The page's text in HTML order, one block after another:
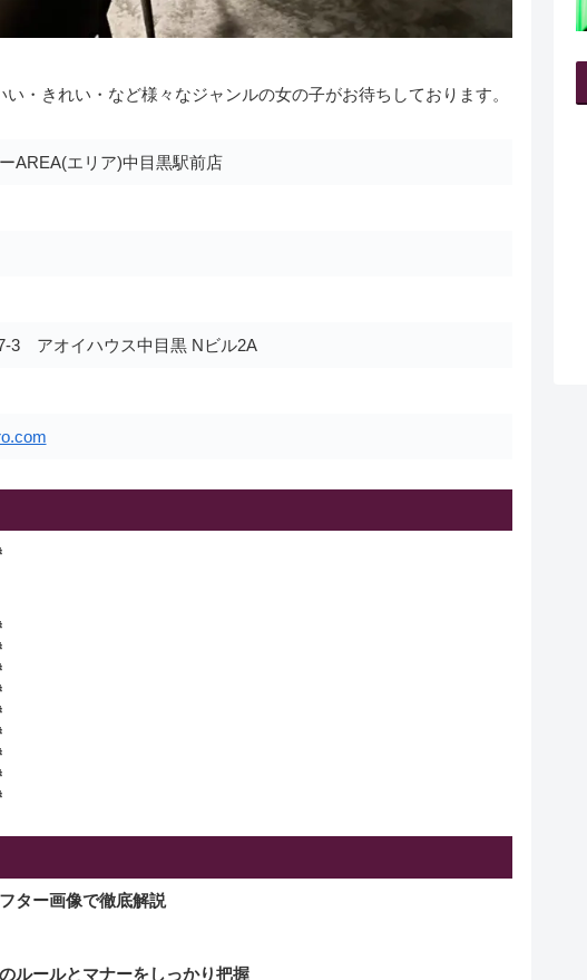
・きれい・など様々なジャンルの女の子がお待ちしております。
AREA(エリア)中目黒駅前店
3 アオイハウス中目黒 Nビル2A
ター画像で徹底解説
ルールとマナーをしっかり把握